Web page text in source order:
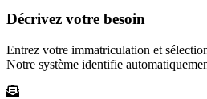
Décrivez votre besoin
Entrez votre immatriculation et
Notre système identifie